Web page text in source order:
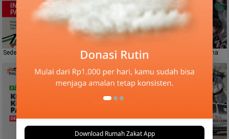
Download Rumah Zakat App
Sedekah Daging Indonesia Palestina Sedekah Susu Untuk Anak Palestina